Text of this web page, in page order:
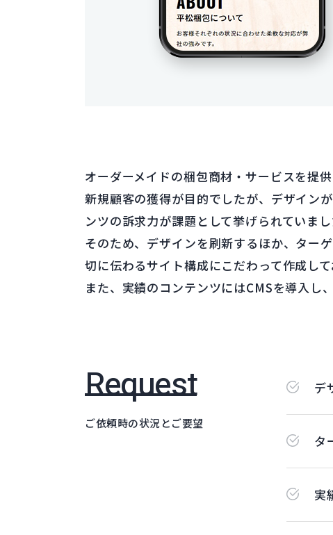
オーダーメイドの梱包商材・サービスを提
新規顧客の獲得が目的でしたが、デザイン
ンツの訴求力が課題として挙げられていまし
そのため、デザインを刷新するほか、ター
切に伝わるサイト構成にこだわって作成して
また、実績のコンテンツにはCMSを導入し
Request
ご依頼時の状況とご要望
デ
タ
実